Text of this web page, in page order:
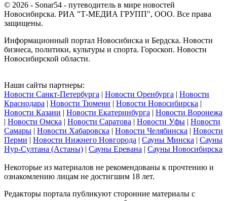
© 2026 - Sonar54 - путеводитель в мире новостей
Новосибирска. РИА "Т-МЕДИА ГРУПП", ООО. Все права
защищены.
Информационный портал Новосибиска и Бердска. Новости
бизнеса, политики, культуры и спорта. Гороскоп. Новости
Новосибирской области.
Наши сайты партнеры:
Новости Санкт-Петербурга | Новости Оренбурга | Новости
Краснодара | Новости Тюмени | Новости Новосибирска |
Новости Казани | Новости Екатеринбурга | Новости Воронежа
| Новости Омска | Новости Саратова | Новости Уфы | Новости
Самары | Новости Хабаровска | Новости Челябинска | Новости
Перми | Новости Нижнего Новгорода | Сауны Минска | Сауны
Нур-Султана (Астаны) | Сауны Еревана | Сауны Новосибирска
Некоторые из материалов не рекомендованы к прочтению и
ознакомлению лицам не достигшим 18 лет.
Редакторы портала публикуют сторонние материалы с